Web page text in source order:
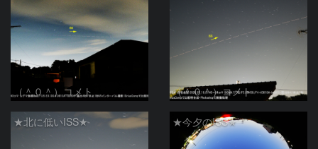
（＾０＾）コメト （＾０＾）コメト
★北に低いISS★ ★今夕のISS★